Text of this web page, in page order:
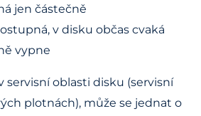
jen částečně
v disku občas cvaká
vypne
servisní oblasti disku (servisní
plotnách), může se jednat o